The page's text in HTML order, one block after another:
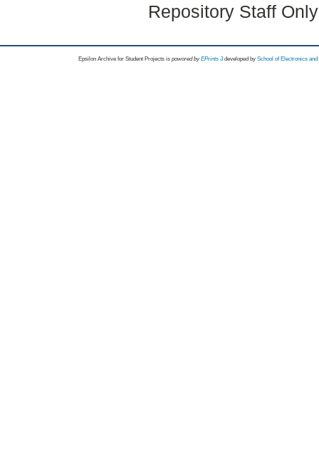
Repository Staff
Epsilon Archive for Student Projects is powored byEPrints 3 developed by School of Electronics